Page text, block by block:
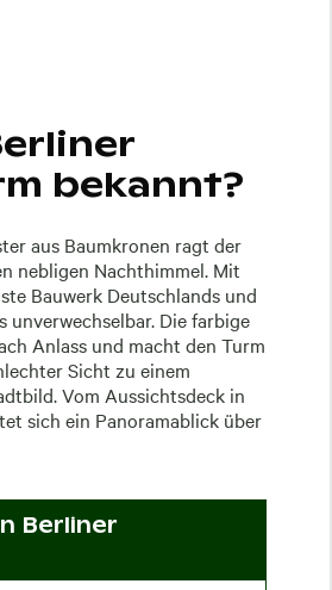
bekannt?
aus Baumkronen ragt der
nebligen Nachthimmel. Mit
Bauwerk Deutschlands und
Die farbige
Anlass und macht den Turm
Sicht zu einem
Vom Aussichtsdeck in
sich ein Panoramablick über
Berliner